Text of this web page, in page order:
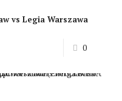
vs Legia Warszawa
0